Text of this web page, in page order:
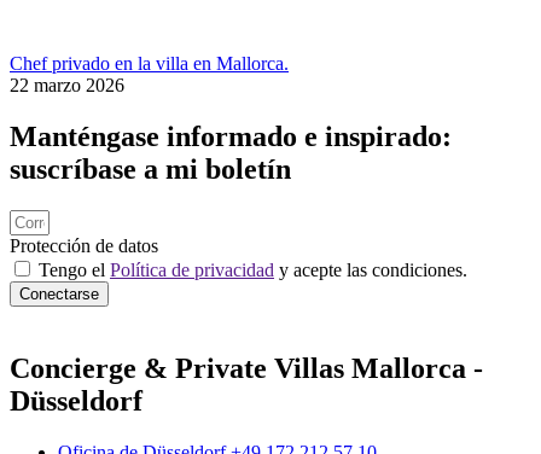
Chef privado en la villa en Mallorca.
22 marzo 2026
Manténgase informado e inspirado:
suscríbase a mi boletín
Protección de datos
Tengo el Política de privacidad y acepte las condiciones.
Conectarse
Concierge & Private Villas Mallorca -
Düsseldorf